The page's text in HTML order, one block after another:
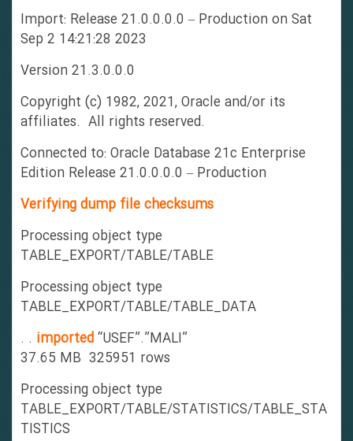
Import: Release 21.0.0.0.0 – Production on Sat
Sep 2 14:21:28 2023
Version 21.3.0.0.0
Copyright (c) 1982, 2021, Oracle and/or its
affiliates. All rights reserved.
Connected to: Oracle Database 21c Enterprise
Edition Release 21.0.0.0.0 – Production
Verifying dump file checksums
Processing object type
TABLE_EXPORT/TABLE/TABLE
Processing object type
TABLE_EXPORT/TABLE/TABLE_DATA
. .imported “USEF”.”MALI”
37.65 MB 325951 rows
Processing object type
TABLE_EXPORT/TABLE/STATISTICS/TABLE_STA
TISTICS